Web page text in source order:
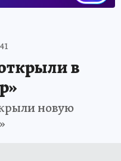
в
новую